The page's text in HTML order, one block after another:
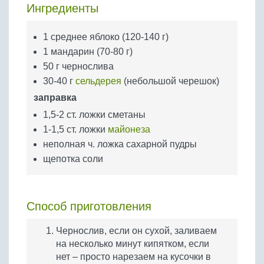
Бобовые
Крупы
Ингредиенты
1 среднее яблоко (120-140 г)
1 мандарин (70-80 г)
50 г чернослива
30-40 г сельдерея (небольшой черешок)
заправка
1,5-2 ст. ложки сметаны
1-1,5 ст. ложки майонеза
неполная ч. ложка сахарной пудры
щепотка соли
Способ приготовления
Чернослив, если он сухой, заливаем
на несколько минут кипятком, если
нет – просто нарезаем на кусочки в